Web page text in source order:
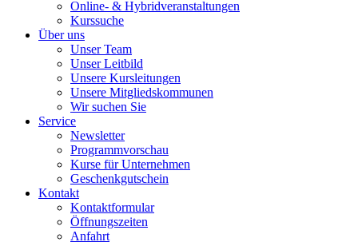
Online- & Hybridveranstaltungen
Kurssuche
Über uns
Unser Team
Unser Leitbild
Unsere Kursleitungen
Unsere Mitgliedskommunen
Wir suchen Sie
Service
Newsletter
Programmvorschau
Kurse für Unternehmen
Geschenkgutschein
Kontakt
Kontaktformular
Öffnungszeiten
Anfahrt